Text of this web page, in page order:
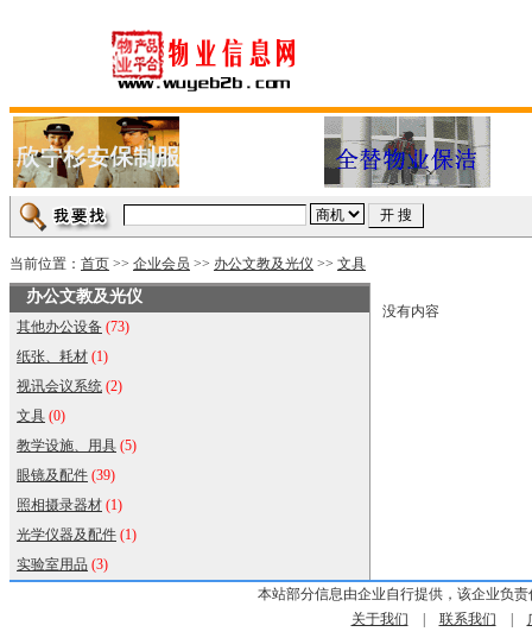
当前位置： 首页 >> 企业会员 >> 办公文教及光仪 >> 文具
办公文教及光仪
其他办公设备 (73)
纸张、耗材 (1)
视讯会议系统 (2)
文具 (0)
教学设施、用具 (5)
眼镜及配件 (39)
照相摄录器材 (1)
光学仪器及配件 (1)
实验室用品 (3)
没有内容
本站部分信息由企业自行提供，该企业负
关于我们
联系我们